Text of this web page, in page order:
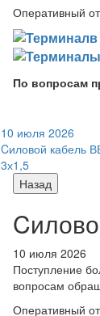
Оперативный
По вопросам
10 июля 2026
Cиловой кабель
3х1,5
Назад
10 июля 2026
Поступление
вопросам
Оперативный